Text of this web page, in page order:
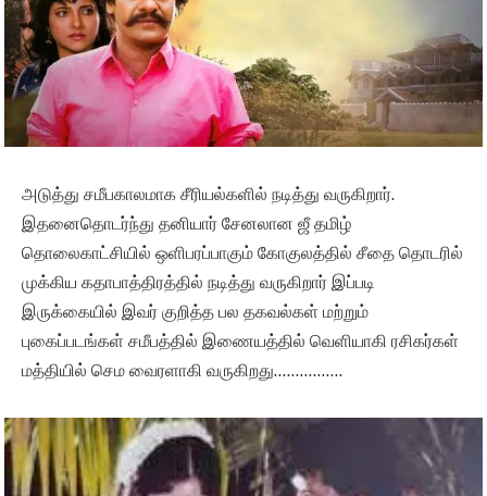
அடுத்து சமீபகாலமாக சீரியல்களில் நடித்து வருகிறார்.
இதனைதொடர்ந்து தனியார் சேனலான ஜீ தமிழ்
தொலைகாட்சியில் ஒளிபரப்பாகும் கோகுலத்தில் சீதை தொடரில்
முக்கிய கதாபாத்திரத்தில் நடித்து வருகிறார் இப்படி
இருக்கையில் இவர் குறித்த பல தகவல்கள் மற்றும்
புகைப்படங்கள் சமீபத்தில் இணையத்தில் வெளியாகி ரசிகர்கள்
மத்தியில் செம வைரளாகி வருகிறது…………….